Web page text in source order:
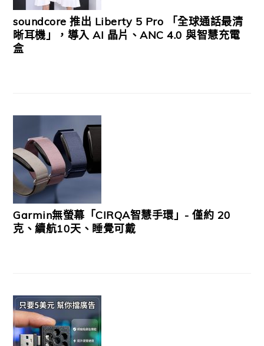
soundcore 推出 Liberty 5 Pro 「全球通話最清
晰耳機」，導入 AI 晶片、ANC 4.0 與智慧充電
盒
Garmin無螢幕「CIRQA智慧手環」- 僅約 20
克、續航10天、睡覺可戴